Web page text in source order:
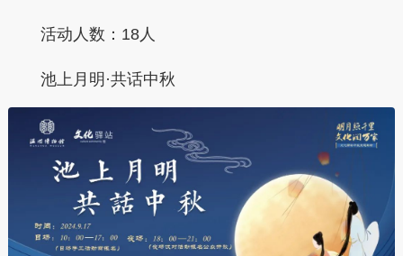
活动人数：18人
池上月明·共话中秋